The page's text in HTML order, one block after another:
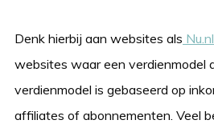
Denk hierbij aan websites als Nu.nl
websites waar een verdienmodel
verdienmodel is gebaseerd op
affiliates of abonnementen. Veel